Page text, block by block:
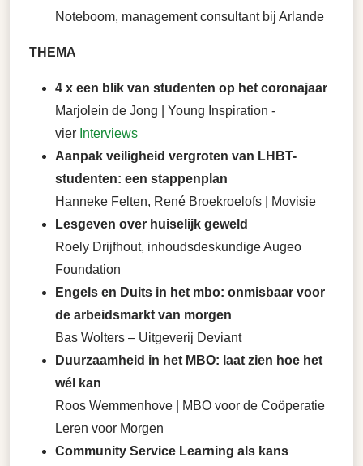
Noteboom, management consultant bij Arlande
THEMA
4 x een blik van studenten op het coronajaar
Marjolein de Jong | Young Inspiration -
vier Interviews
Aanpak veiligheid vergroten van LHBT-
studenten: een stappenplan
Hanneke Felten, René Broekroelofs | Movisie
Lesgeven over huiselijk geweld
Roely Drijfhout, inhoudsdeskundige Augeo
Foundation
Engels en Duits in het mbo: onmisbaar voor
de arbeidsmarkt van morgen
Bas Wolters – Uitgeverij Deviant
Duurzaamheid in het MBO: laat zien hoe het
wél kan
Roos Wemmenhove | MBO voor de Coöperatie
Leren voor Morgen
Community Service Learning als kans